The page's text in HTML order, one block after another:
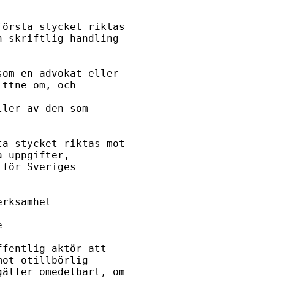
stycket riktas
skriftlig handling
en advokat eller
om, och
av den som
stycket riktas mot
uppgifter,
Sveriges
aktör att
mot otillbörlig
omedelbart, om